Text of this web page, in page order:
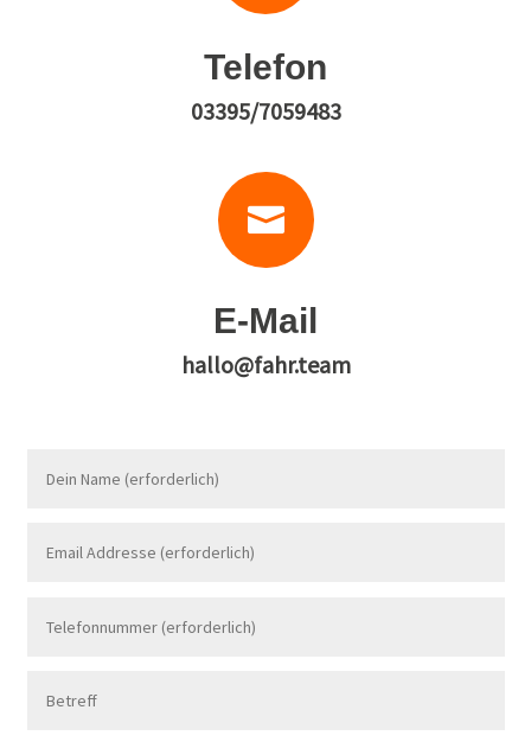
Telefon
03395/7059483

E-Mail
hallo@fahr.team